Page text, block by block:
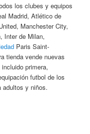
los clubes y equipos
Madrid, Atlético de
Manchester City,
Inter de Milan,
Paris Saint-
tienda vende nuevas
primera,
futbol de los
adultos y niños.